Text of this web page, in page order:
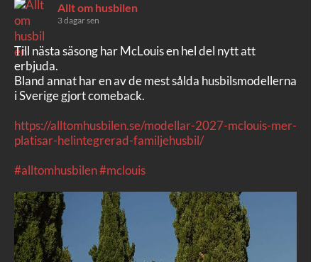
Allt om husbilen
3 dagar sen
Till nästa säsong har McLouis en hel del nytt att
erbjuda.
Bland annat har en av de mest sålda husbilsmodellerna
i Sverige gjort comeback.
https://alltomhusbilen.se/modellar-2027-mclouis-mer-
platisar-helintegrerad-familjehusbil/
#alltomhusbilen#mclouis